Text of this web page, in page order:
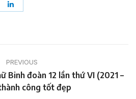
PREVIOUS
Previous
post:
Binh đoàn 12 lần thứ VI (2021 –
công tốt đẹp